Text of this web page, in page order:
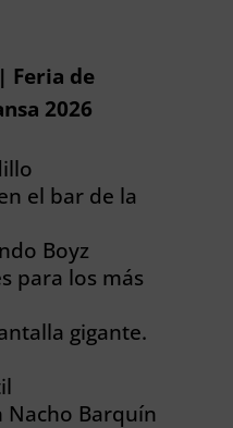
Feria de
2026
el bar de la
Boyz
para los más
gigante.
Nacho Barquín